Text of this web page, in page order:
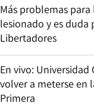
Más problemas
lesionado y es duda
Libertadores
En vivo:
volver a meterse en
Primera